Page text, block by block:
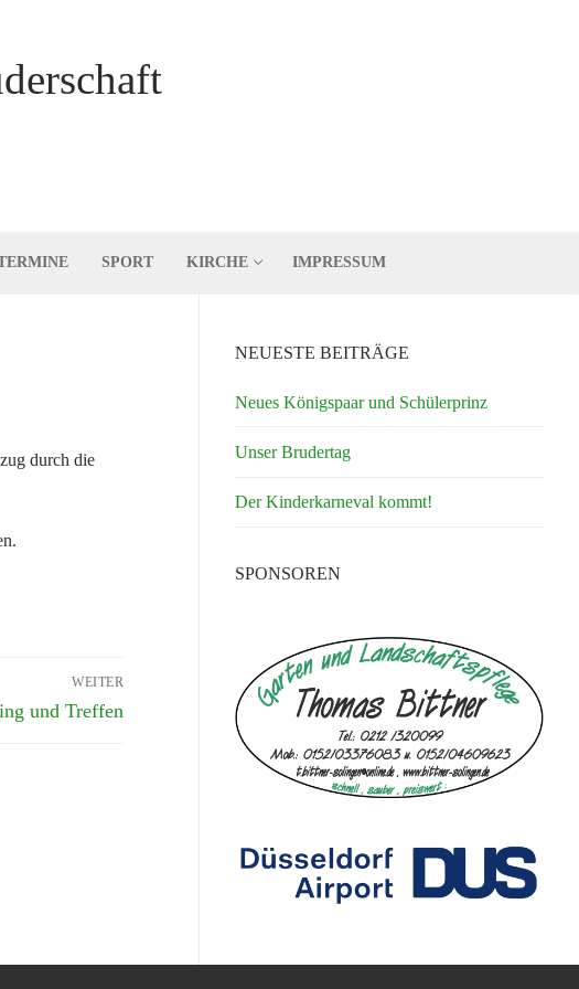
SPORT KIRCHE IMPRESSUM
durch die
WEITER
und Treffen
NEUESTE BEITRÄGE
Neues Königspaar und Schülerprinz
Unser Brudertag
Der Kinderkarneval kommt!
SPONSOREN